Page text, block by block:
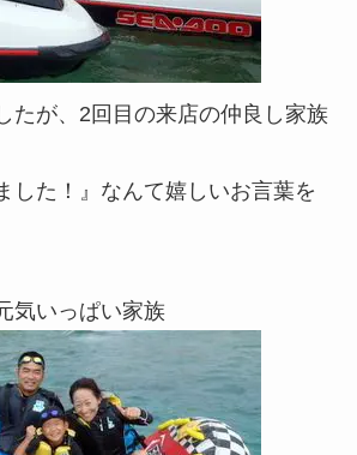
たが、2回目の来店の仲良し家族
した！』なんて嬉しいお言葉を
気いっぱい家族